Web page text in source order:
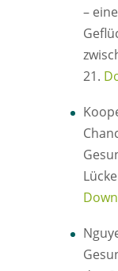
–
21.